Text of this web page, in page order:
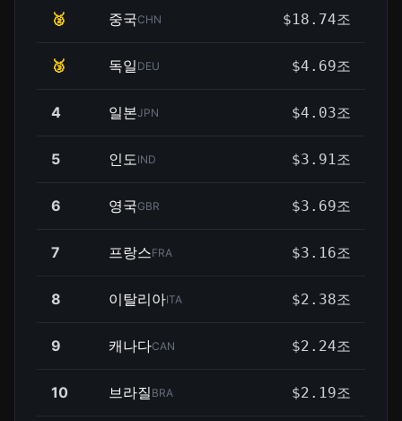
🥈 중국CHN $18.74조
🥉 독일 DEU $4.69조
4 일본JPN $4.03조
5 인도IND $3.91조
6 영국GBR $3.69조
7 프랑스FRA $3.16조
8 이탈리아ITA $2.38조
9 캐나다CAN $2.24조
10 브라질 BRA $2.19조